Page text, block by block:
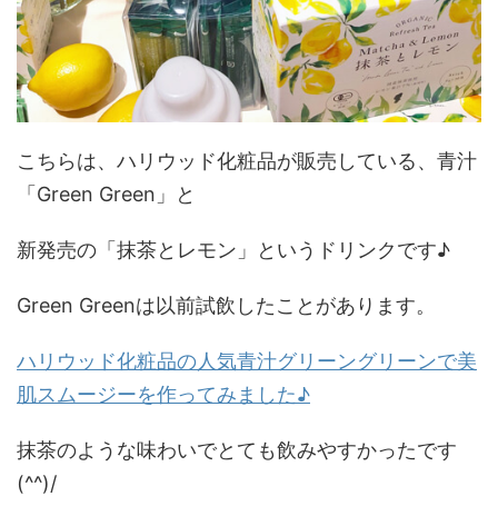
こちらは、ハリウッド化粧品が販売している、青汁
「Green Green」と
新発売の「抹茶とレモン」というドリンクです♪
Green Greenは以前試飲したことがあります。
ハリウッド化粧品の人気青汁グリーングリーンで美
肌スムージーを作ってみました♪
抹茶のような味わいでとても飲みやすかったです
(^^)/